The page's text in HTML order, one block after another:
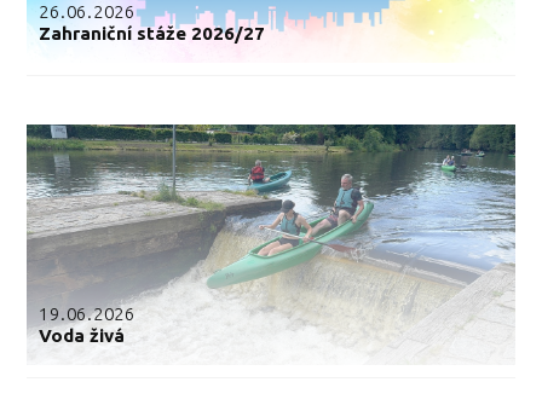
26.06.2026
Zahraniční stáže 2026/27
19.06.2026
Voda živá